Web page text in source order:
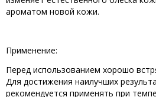
ароматом новой кожи.
Применение:
Перед использованием хорошо
Для достижения наилучших
рекомендуется применять при